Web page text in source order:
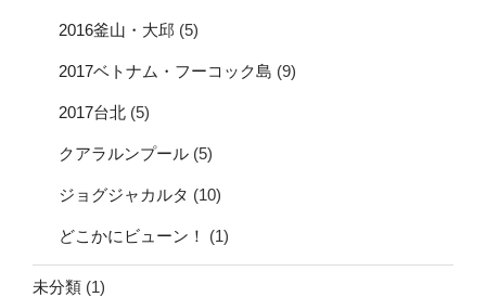
2016釜山・大邱 (5)
2017ベトナム・フーコック島 (9)
2017台北 (5)
クアラルンプール (5)
ジョグジャカルタ (10)
どこかにビューン！ (1)
未分類 (1)